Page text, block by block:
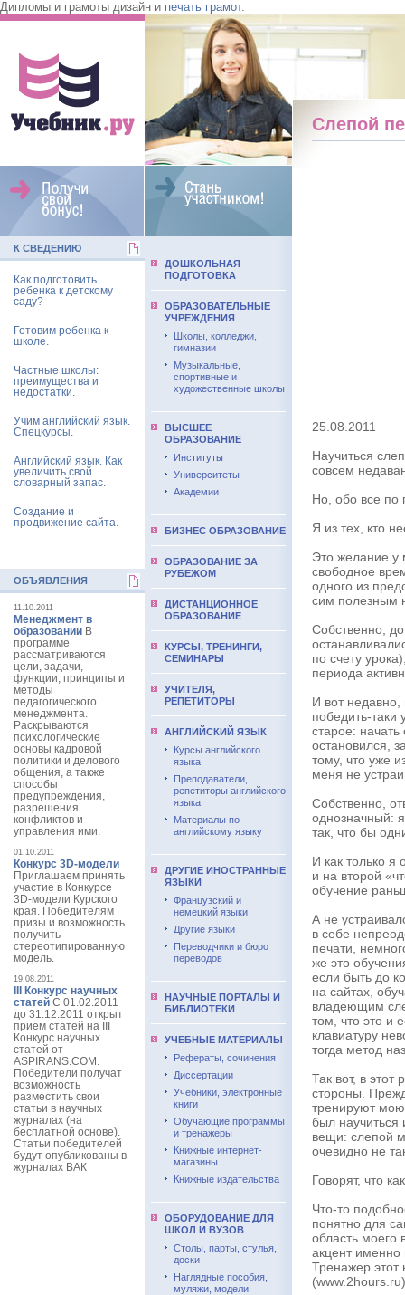
Дипломы и грамоты дизайн и печать грамот.
Слепой
25.08.2011
Научиться
совсем
Но, обо все по
Я из тех, кто
Это желание у
свободное
одного из
сим полезным
Собственно,
по счету
периода
И вот недавно,
победить-таки
старое:
остановился,
тому, что уже
меня не
Собственно,
однозначный:
так, что бы
И как только я
и на второй
обучение
А не
в себе
печати,
же это
если быть до
на сайтах,
владеющим
том, что это и
клавиатуру
тогда метод
Так вот, в
стороны.
тренируют
был научиться
вещи: слепой
очевидно не
Говорят, что
Что-то
понятно для
область моего
акцент
Тренажер
ДОШКОЛЬНАЯ
ПОДГОТОВКА
ОБРАЗОВАТЕЛЬНЫЕ
УЧРЕЖДЕНИЯ
Школы, колледжи,
гимназии
Музыкальные,
спортивные и
художественные школы
ВЫCШЕЕ
ОБРАЗОВАНИЕ
Институты
Университеты
Академии
БИЗНЕС ОБРАЗОВАНИЕ
ОБРАЗОВАНИЕ ЗА
РУБЕЖОМ
ДИСТАНЦИОННОЕ
ОБРАЗОВАНИЕ
КУРСЫ, ТРЕНИНГИ,
СЕМИНАРЫ
УЧИТЕЛЯ,
РЕПЕТИТОРЫ
АНГЛИЙСКИЙ ЯЗЫК
Курсы английского
языка
Преподаватели,
репетиторы английского
языка
Материалы по
английскому языку
ДРУГИЕ ИНОСТРАННЫЕ
ЯЗЫКИ
Французский и
немецкий языки
Другие языки
Переводчики и бюро
переводов
НАУЧНЫЕ ПОРТАЛЫ И
БИБЛИОТЕКИ
УЧЕБНЫЕ МАТЕРИАЛЫ
Рефераты, сочинения
Диссертации
Учебники, электронные
книги
Обучающие программы
и тренажеры
Книжные интернет-
магазины
Книжные издательства
ОБОРУДОВАНИЕ ДЛЯ
ШКОЛ И ВУЗОВ
Столы, парты, стулья,
доски
Наглядные пособия,
муляжи, модели
К СВЕДЕНИЮ
Как подготовить
ребенка к детскому
саду?
Готовим ребенка к
школе.
Частные школы:
преимущества и
недостатки.
Учим английский язык.
Спецкурсы.
Английский язык. Как
увеличить свой
словарный запас.
Создание и
продвижение сайта.
ОБЪЯВЛЕНИЯ
11.10.2011
Менеджмент в
образовании В
программе
рассматриваются
цели, задачи,
функции, принципы и
методы
педагогического
менеджмента.
Раскрываются
психологические
основы кадровой
политики и делового
общения, а также
способы
предупреждения,
разрешения
конфликтов и
управления ими.
01.10.2011
Конкурс 3D-модели
Приглашаем принять
участие в Конкурсе
3D-модели Курского
края. Победителям
призы и возможность
получить
стереотипированную
модель.
19.08.2011
III Конкурс научных
статей С 01.02.2011
до 31.12.2011 открыт
прием статей на III
Конкурс научных
статей от
ASPIRANS.COM.
Победители получат
возможность
разместить свои
статьи в научных
журналах (на
бесплатной основе).
Статьи победителей
будут опубликованы в
журналах ВАК